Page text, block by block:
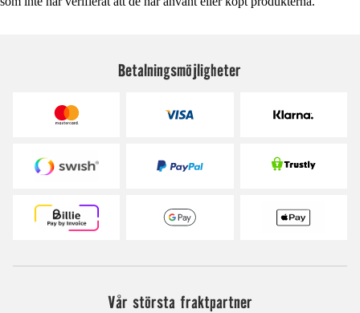
Betalningsmöjligheter
Vår största fraktpartner